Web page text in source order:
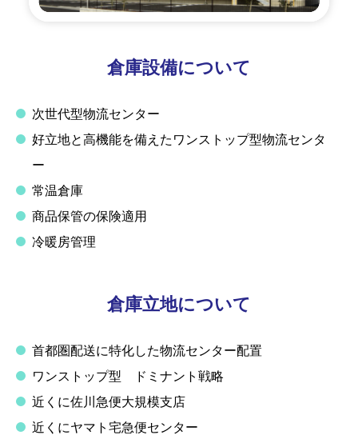
倉庫設備について
次世代型物流センター
好立地と高機能を備えたワンストップ型物流センタ
ー
常温倉庫
商品保管の保険適用
冷暖房管理
倉庫立地について
首都圏配送に特化した物流センター配置
ワンストップ型 ドミナント戦略
近くに佐川急便大規模支店
近くにヤマト宅急便センター